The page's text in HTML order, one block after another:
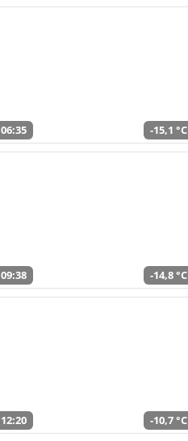
06:35 -15,1 °C
09:38 -14,8 °C
12:20 -10,7 °C